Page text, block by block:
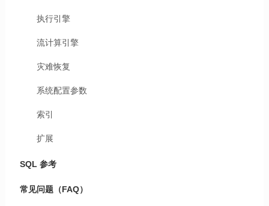
执行引擎
流计算引擎
灾难恢复
系统配置参数
索引
扩展
SQL 参考
常见问题（FAQ）